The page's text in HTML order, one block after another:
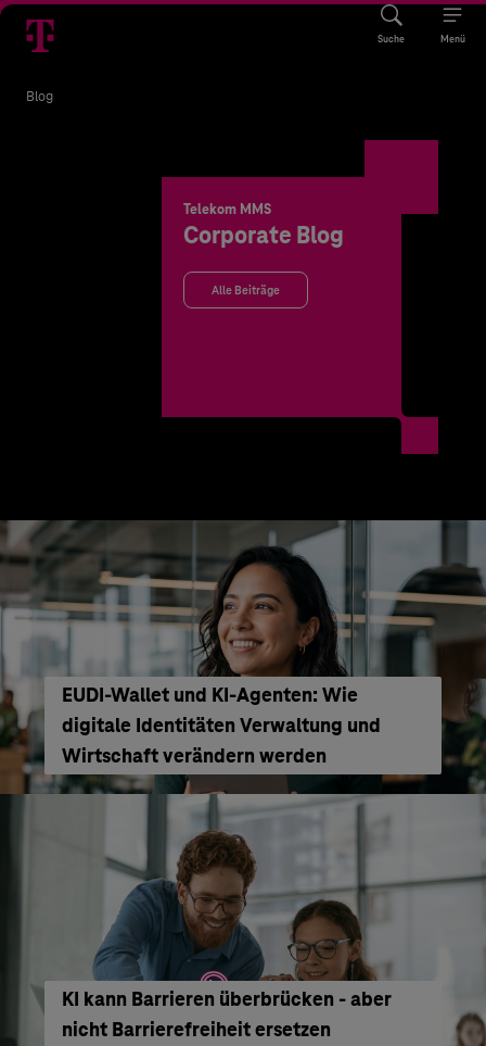
Suche Menü
Blog
Telekom MMS
Corporate Blog
Alle Beiträge
EUDI-Wallet und KI-Agenten: Wie
digitale Identitäten Verwaltung und
Wirtschaft verändern werden
KI kann Barrieren überbrücken - aber
nicht Barrierefreiheit ersetzen